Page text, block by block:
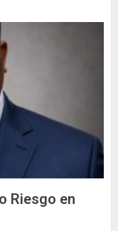
Riesgo en